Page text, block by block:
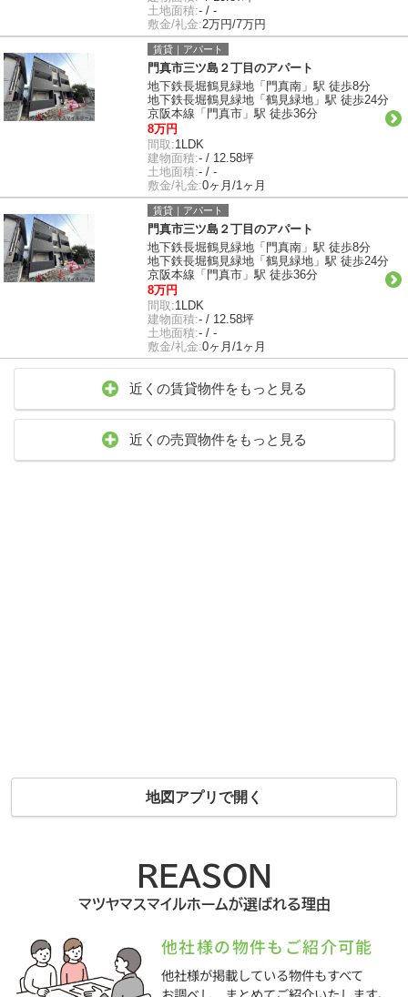
土地面積:- / -
敷金/礼金:2万円/7万円
賃貸｜アパート
門真市三ツ島２丁目のアパート
地下鉄長堀鶴見緑地「門真南」駅 徒歩8分
地下鉄長堀鶴見緑地「鶴見緑地」駅 徒歩24分
京阪本線「門真市」駅 徒歩36分
8万円
間取:1LDK
建物面積:- / 12.58坪
土地面積:- / -
敷金/礼金:0ヶ月/1ヶ月
賃貸｜アパート
門真市三ツ島２丁目のアパート
地下鉄長堀鶴見緑地「門真南」駅 徒歩8分
地下鉄長堀鶴見緑地「鶴見緑地」駅 徒歩24分
京阪本線「門真市」駅 徒歩36分
8万円
間取:1LDK
建物面積:- / 12.58坪
土地面積:- / -
敷金/礼金:0ヶ月/1ヶ月
近くの賃貸物件をもっと見る
近くの売買物件をもっと見る
地図アプリで開く
REASON
マツヤマスマイルホームが選ばれる理由
他社様の物件もご紹介可能
他社様が掲載している物件もすべて